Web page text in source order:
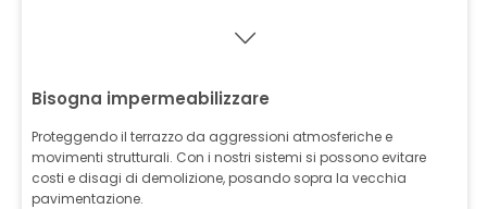
Bisogna impermeabilizzare
Proteggendo il terrazzo da aggressioni atmosferiche e
movimenti strutturali. Con i nostri sistemi si possono evitare
costi e disagi di demolizione, posando sopra la vecchia
pavimentazione.